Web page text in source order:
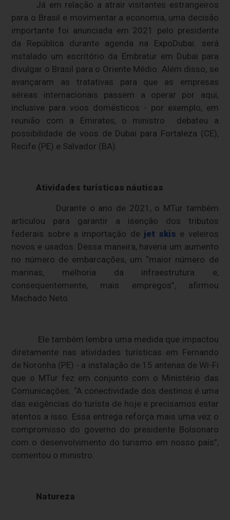
Já em relação a atrair visitantes estrangeiros
para o Brasil e movimentar a economia, uma decisão
importante foi anunciada em 2021 pelo presidente
da República durante agenda na ExpoDubai: será
instalado um escritório da Embratur em Dubai para
divulgar o Brasil para o Oriente Médio. Além disso, se
avançaram as tratativas para que as empresas
aéreas internacionais passem a operar por aqui,
inclusive para voos domésticos - por exemplo, em
reunião com a Emirates, o ministro
debateu a
possibilidade de voos de Dubai para Fortaleza (CE),
Recife (PE) e Salvador (BA).
Atividades turísticas náuticas
Durante o ano de 2021, o MTur também
articulou para garantir a isenção dos tributos
federais sobre a importação de jet skis e veleiros
novos e usados. Dessa maneira, haveria um aumento
no número de embarcações, um “maior número de
marinas, melhoria da infraestrutura e,
consequentemente, mais empregos”, afirmou
Machado Neto.
Ele também lembra uma medida que impactou
diretamente nas atividades turísticas em Fernando
de Noronha (PE) - a instalação de 15 antenas de Wi-Fi
que o MTur fez em conjunto com o Ministério das
Comunicações. “A conectividade dos destinos é uma
das exigências do turista de hoje e precisamos estar
atentos a isso. Essa entrega reforça mais uma vez o
compromisso do governo do presidente Bolsonaro
com o desenvolvimento do turismo em nosso país”,
comentou o ministro.
Natureza